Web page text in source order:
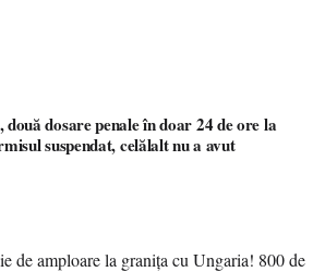
dosare penale în doar 24 de ore la
suspendat, celălalt nu a avut